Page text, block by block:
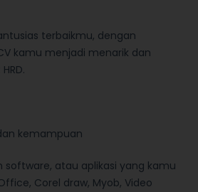
terbaikmu, dengan
kamu menjadi menarik dan
kemampuan
software, atau aplikasi yang kamu
Corel draw, Myob, Video